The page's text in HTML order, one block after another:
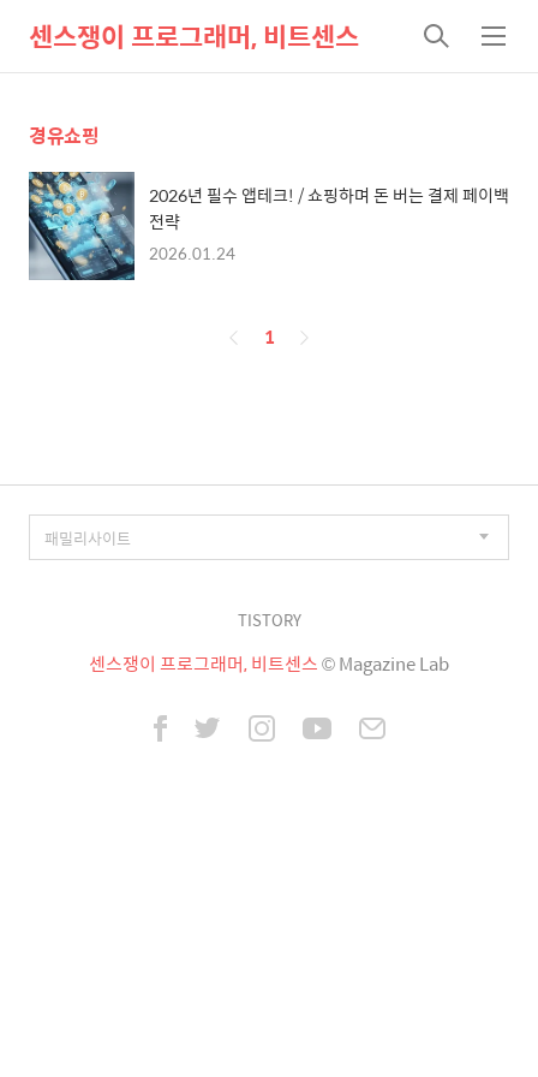
센스쟁이 프로그래머, 비트센스
검
색
메
뉴
경유쇼핑
2026년 필수 앱테크! / 쇼핑하며 돈 버는 결제 페이백
전략
2026.01.24
페
1
TISTORY
센스쟁이 프로그래머, 비트센스© Magazine Lab